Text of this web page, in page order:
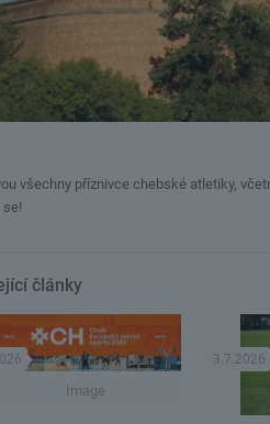
všechny příznivce chebské atletiky,
články
Image
3.7.2026